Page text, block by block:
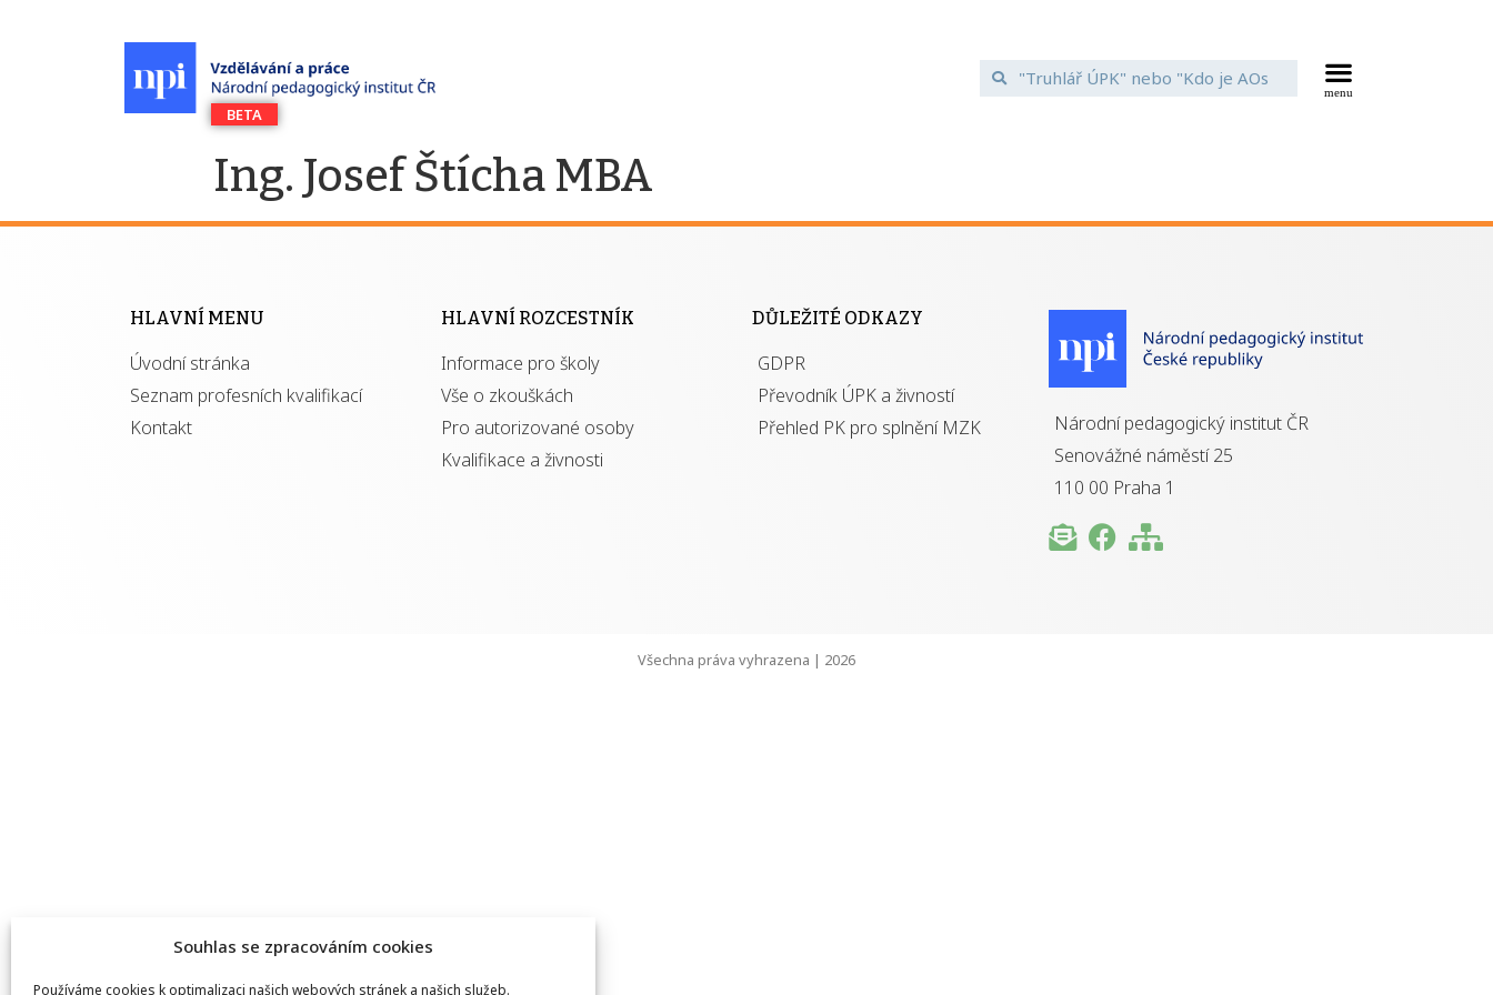
Souhlas se zpracováním cookies
Používáme cookies k optimalizaci našich webových stránek a našich služeb.
Ing. Josef Štícha MBA
HLAVNÍ MENU
Úvodní stránka
Seznam profesních kvalifikací
Kontakt
HLAVNÍ ROZCESTNÍK
Informace pro školy
Vše o zkouškách
Pro autorizované osoby
Kvalifikace a živnosti
DŮLEŽITÉ ODKAZY
GDPR
Převodník ÚPK a živností
Přehled PK pro splnění MZK
Národní pedagogický institut ČR
Senovážné náměstí 25
110 00 Praha 1
Všechna práva vyhrazena | 2026